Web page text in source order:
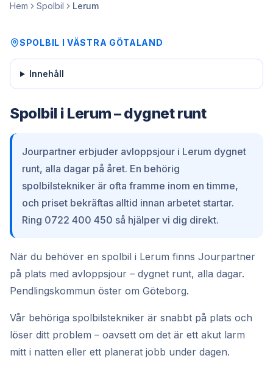
Hem Spolbil Lerum
SPOLBIL IVÄSTRA GÖTALAND
Innehåll
Spolbil i Lerum – dygnet runt
Jourpartner erbjuder avloppsjour i Lerum dygnet
runt, alla dagar på året. En behörig
spolbilstekniker är ofta framme inom en timme,
och priset bekräftas alltid innan arbetet startar.
Ring 0722 400 450 så hjälper vi dig direkt.
När du behöver en spolbil i Lerum finns Jourpartner
på plats med avloppsjour – dygnet runt, alla dagar.
Pendlingskommun öster om Göteborg.
Vår behöriga spolbilstekniker är snabbt på plats och
löser ditt problem – oavsett om det är ett akut larm
mitt i natten eller ett planerat jobb under dagen.